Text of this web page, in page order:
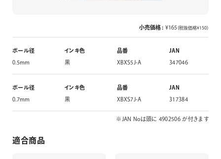
小売価格 : ¥165（税抜価格¥150）
ボール径 インキ色 品番 JAN
0.5mm 黒 XBXS5J-A 347046
ボール径 インキ色 品番 JAN
0.7mm 黒 XBXS7J-A 317384
※JAN Noは頭に 4902506 が付きます
適合商品